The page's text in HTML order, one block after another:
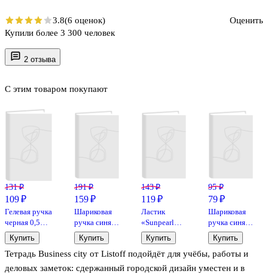
2 отзыва
Тетрадь Business city от Listoff подойдёт для учёбы, работы и
деловых заметок: сдержанный городской дизайн уместен и в
С этим товаром покупают
131 ₽
109 ₽
Гелевая ручка
черная 0,5
мм, Basic,
Schiller
Купить
191 ₽
159 ₽
Шариковая
ручка синяя
0,7 мм, BPS-
GP-F L, Pilot
Купить
143 ₽
119 ₽
Ластик
«Sunpearl
6541/40»,
Koh-i-Noor,
комбинированный
Купить
95 ₽
79 ₽
Шариковая
ручка синяя
0,7 мм, R-301
Orange Stick,
Erich Krause
Купить
3.8(6 оценок)
Оценить
Купили более 3 300 человек